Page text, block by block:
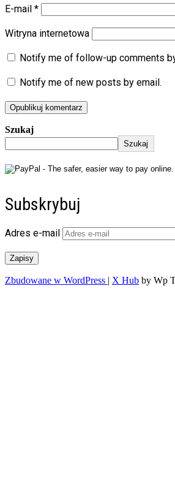
E-mail *
Witryna internetowa
Notify me of follow-up comments
Notify me of new posts by email.
Szukaj
Szukaj
Subskrybuj
Adres e-mail
Zapisy
Zbudowane w WordPress | X Hub by Wp